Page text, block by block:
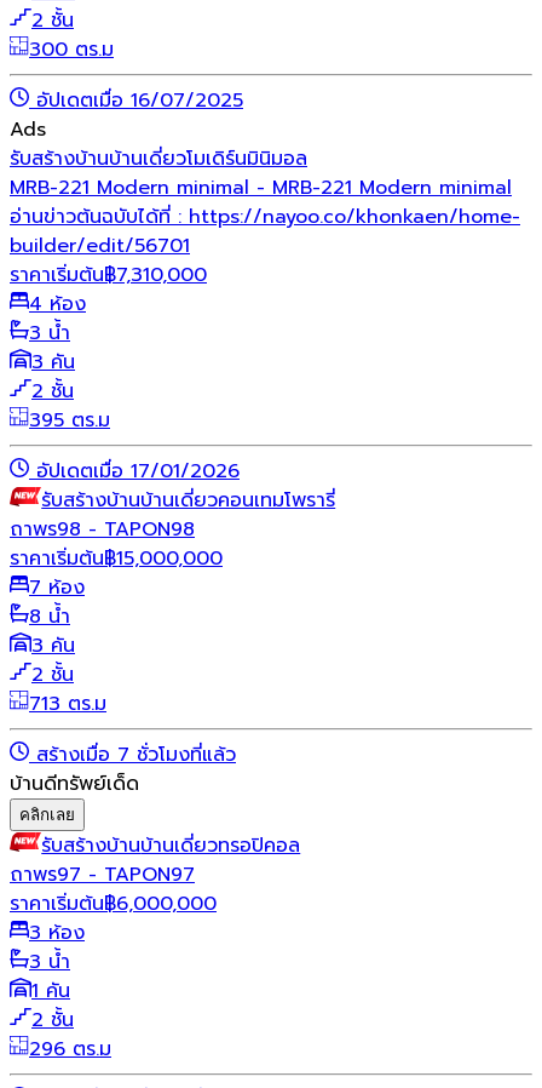
2 ชั้น
300 ตร.ม
อัปเดตเมื่อ 16/07/2025
Ads
รับสร้างบ้านบ้านเดี่ยวโมเดิร์นมินิมอล
MRB-221 Modern minimal - MRB-221 Modern minimal
อ่านข่าวต้นฉบับได้ที่ : https://nayoo.co/khonkaen/home-
builder/edit/56701
ราคาเริ่มต้น฿7,310,000
4 ห้อง
3 น้ำ
3 คัน
2 ชั้น
395 ตร.ม
อัปเดตเมื่อ 17/01/2026
รับสร้างบ้านบ้านเดี่ยวคอนเทมโพรารี่
ถาพร98 - TAPON98
ราคาเริ่มต้น฿15,000,000
7 ห้อง
8 น้ำ
3 คัน
2 ชั้น
713 ตร.ม
สร้างเมื่อ 7 ชั่วโมงที่แล้ว
บ้านดีทรัพย์เด็ด
คลิกเลย
รับสร้างบ้านบ้านเดี่ยวทรอปิคอล
ถาพร97 - TAPON97
ราคาเริ่มต้น฿6,000,000
3 ห้อง
3 น้ำ
1 คัน
2 ชั้น
296 ตร.ม